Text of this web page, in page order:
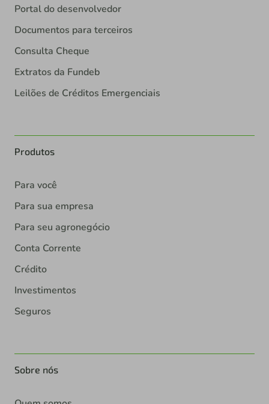
Portal do desenvolvedor
Documentos para terceiros
Consulta Cheque
Extratos da Fundeb
Leilões de Créditos Emergenciais
Produtos
Para você
Para sua empresa
Para seu agronegócio
Conta Corrente
Crédito
Investimentos
Seguros
Sobre nós